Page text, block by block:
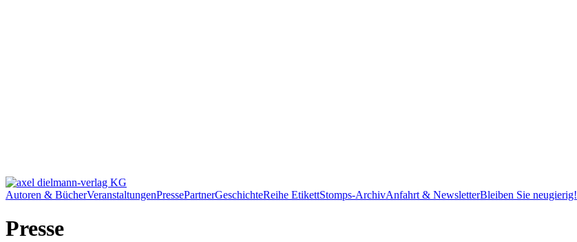
Autoren & BücherVeranstaltungenPressePartnerGeschichteReihe EtikettStomps-ArchivAnfahrt & NewsletterBleiben Sie neugierig!
Presse